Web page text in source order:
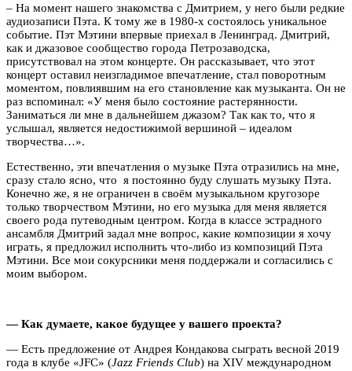
– На момент нашего знакомства с Дмитрием, у него были редкие
аудиозаписи Пэта. К тому же в 1980-х состоялось уникальное
событие. Пэт Мэтини впервые приехал в Ленинград. Дмитрий,
как и джазовое сообщество города Петрозаводска,
присутствовал на этом концерте. Он рассказывает, что этот
концерт оставил неизгладимое впечатление, стал поворотным
моментом, повлиявшим на его становление как музыканта. Он не
раз вспоминал: «У меня было состояние растерянности.
Заниматься ли мне в дальнейшем джазом? Так как то, что я
услышал, является недостижимой вершиной – идеалом
творчества…».
Естественно, эти впечатления о музыке Пэта отразились на мне,
сразу стало ясно, что я постоянно буду слушать музыку Пэта.
Конечно же, я не ограничен в своём музыкальном кругозоре
только творчеством Мэтини, но его музыка для меня является
своего рода путеводным центром. Когда в классе эстрадного
ансамбля Дмитрий задал мне вопрос, какие композиции я хочу
играть, я предложил исполнить что-либо из композиций Пэта
Мэтини. Все мои сокурсники меня поддержали и согласились с
моим выбором.
— Как думаете, какое будущее у вашего проекта?
— Есть предложение от Андрея Кондакова сыграть весной 2019
года в клубе «JFC» (Jazz Friends Club) на XIV международном